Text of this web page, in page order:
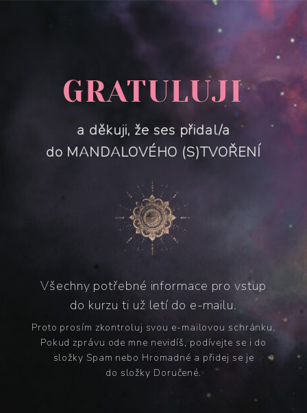
GRATULUJI
a děkuji, že ses přidal/a
do MANDALOVÉHO (S)TVOŘENÍ
Všechny potřebné informace pro vstup
do kurzu ti už letí do e-mailu.
Proto prosím zkontroluj svou e-mailovou schránku.
Pokud zprávu ode mne nevidíš, podívejte se i do
složky Spam nebo Hromadné a přidej se je
do složky Doručené.